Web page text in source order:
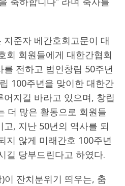
준자 베간호회고문이 대
회 회원들에게 대한간협회
전하고 법인창립 50주년
100주년을 맞이한 대한간
지길 바라고 있으며, 창립
더 많은 활동으로 회원들
, 지난 50년의 역사를 되
지 않게 미래간호 100주년
길 당부드린다고 하였다.
이 잔치분위기 띄우는, 춤